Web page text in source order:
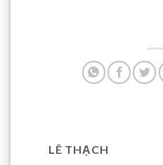
LÊ THẠCH